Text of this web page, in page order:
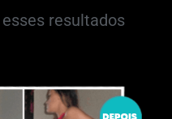
resultados